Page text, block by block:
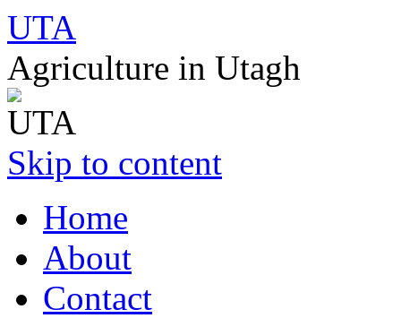
UTA
Agriculture in Utagh
Skip to content
Home
About
Contact